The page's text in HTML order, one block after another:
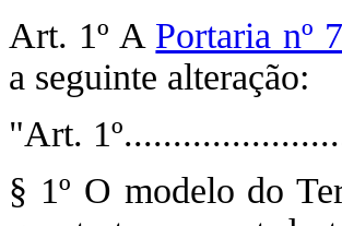
Art. 1º A Portaria nº
a seguinte alteração:
"Art.
§ 1º O modelo do